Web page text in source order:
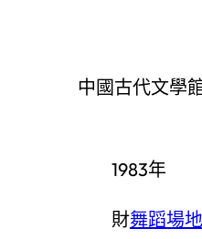
中國古代文學
1983年
財舞蹈場地